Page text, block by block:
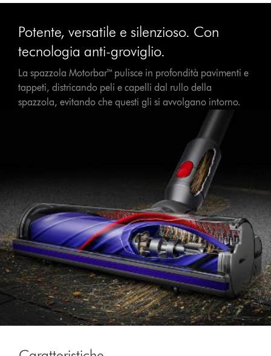
Potente, versatile e silenzioso. Con
tecnologia anti-groviglio.
La spazzola Motorbar™ pulisce in profondità pavimenti e
tappeti, districando peli e capelli dal rullo della
spazzola, evitando che questi gli si avvolgano intorno.